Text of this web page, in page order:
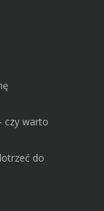
czy warto
do